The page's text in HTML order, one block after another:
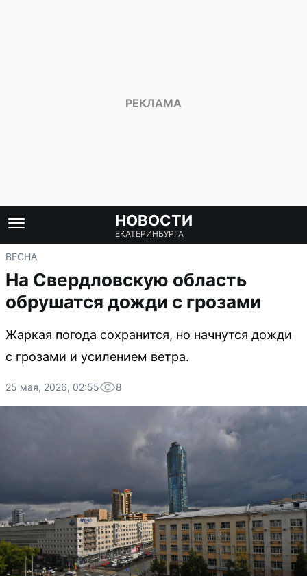
НОВОСТИ
ЕКАТЕРИНБУРГА
ВЕСНА
На Свердловскую область
обрушатся дожди с грозами
Жаркая погода сохранится, но начнутся дожди
с грозами и усилением ветра.
25 мая, 2026, 02:55 8